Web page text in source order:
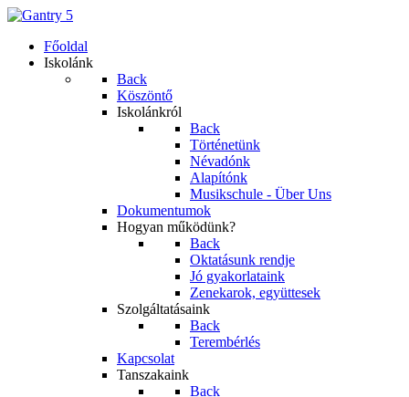
Főoldal
Iskolánk
Back
Köszöntő
Iskolánkról
Back
Történetünk
Névadónk
Alapítónk
Musikschule - Über Uns
Dokumentumok
Hogyan működünk?
Back
Oktatásunk rendje
Jó gyakorlataink
Zenekarok, együttesek
Szolgáltatásaink
Back
Terembérlés
Kapcsolat
Tanszakaink
Back